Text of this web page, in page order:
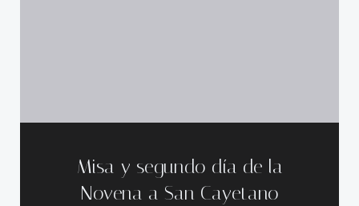
Misa y segundo día de la
Novena a San Cayetano